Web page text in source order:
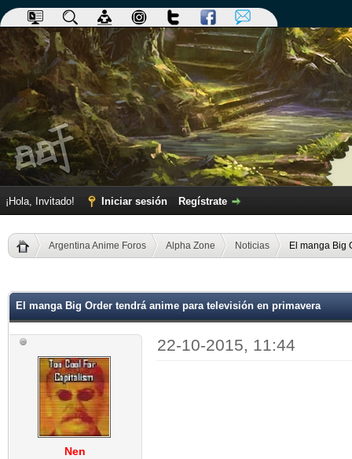
¡Hola, Invitado! Iniciar sesión Regístrate
Argentina Anime Foros Alpha Zone Noticias El manga Big
El manga Big Order tendrá anime para televisión en primavera
Nen
22-10-2015, 11:44